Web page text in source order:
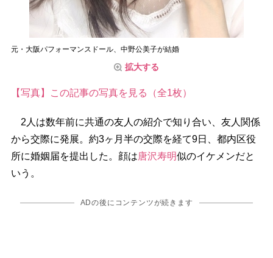
元・大阪パフォーマンスドール、中野公美子が結婚
拡大する
【写真】この記事の写真を見る（全1枚）
2人は数年前に共通の友人の紹介で知り合い、友人関係
から交際に発展。約3ヶ月半の交際を経て9日、都内区役
所に婚姻届を提出した。顔は唐沢寿明似のイケメンだと
いう。
ADの後にコンテンツが続きます